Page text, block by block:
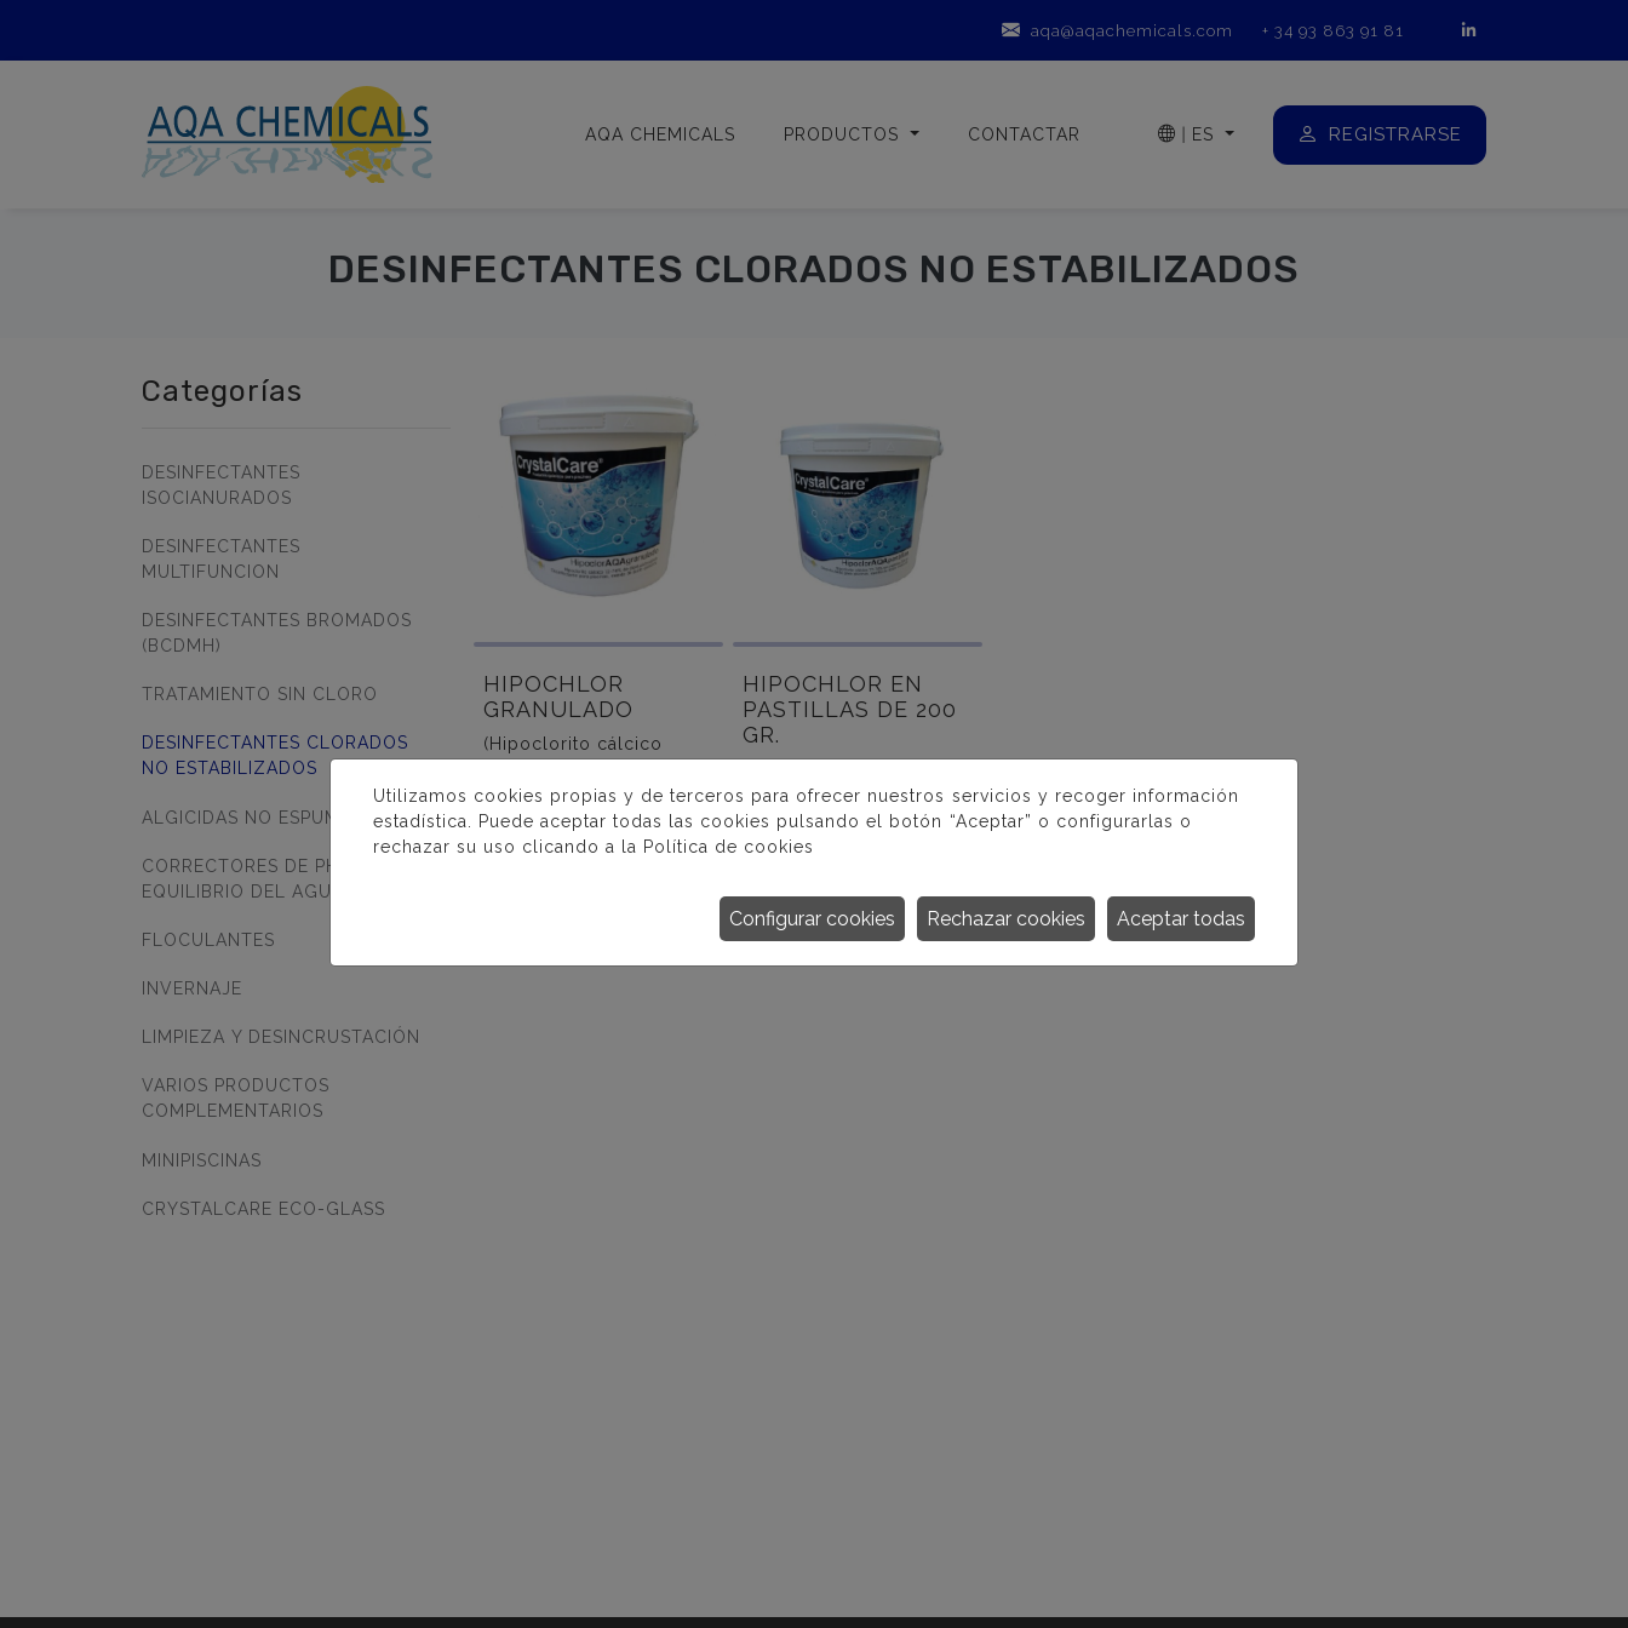
aqa@aqachemicals.com + 34 93 863 91 81
AQA CHEMICALS PRODUCTOS CONTACTAR ES REGISTRARSE
DESINFECTANTES CLORADOS NO ESTABILIZADOS
Categorías
DESINFECTANTES
ISOCIANURADOS
DESINFECTANTES
MULTIFUNCION
DESINFECTANTES BROMADOS
(BCDMH)
TRATAMIENTO SIN CLORO
DESINFECTANTES CLORADOS
NO ESTABILIZADOS
ALGICIDAS NO ESPUMANTES
CORRECTORES DE PH Y
EQUILIBRIO DEL AGUA
FLOCULANTES
INVERNAJE
LIMPIEZA Y DESINCRUSTACIÓN
VARIOS PRODUCTOS
COMPLEMENTARIOS
MINIPISCINAS
CRYSTALCARE ECO-GLASS
HIPOCHLOR
GRANULADO
(Hipoclorito cálcico
activo)
HIPOCHLOR EN
PASTILLAS DE 200
GR.
pastillas 72% de cloro
activo)
MÁS INFORMACIÓN
Utilizamos cookies propias y de terceros para ofrecer nuestros servicios y recoger información
estadística. Puede aceptar todas las cookies pulsando el botón “Aceptar” o configurarlas o
rechazar su uso clicando a la Política de cookies
Aceptar todas
Rechazar cookies
Configurar cookies